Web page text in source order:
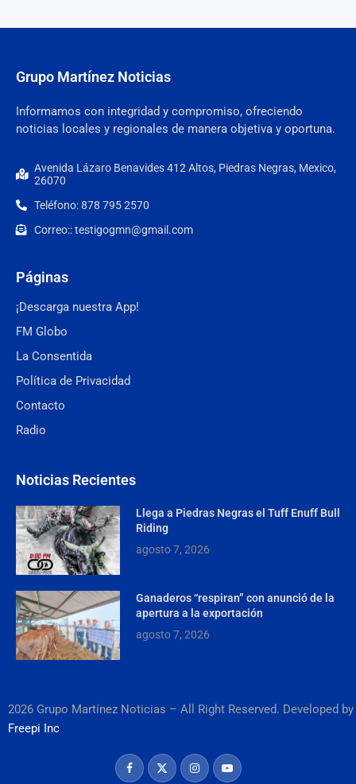
Grupo Martínez Noticias
Informamos con integridad y compromiso, ofreciendo
noticias locales y regionales de manera objetiva y oportuna.
Avenida Lázaro Benavides 412 Altos, Piedras Negras, Mexico,
26070
Teléfono: 878 795 2570
Correo:: testigogmn@gmail.com
Páginas
¡Descarga nuestra App!
FM Globo
La Consentida
Política de Privacidad
Contacto
Radio
Noticias Recientes
Llega a Piedras Negras el Tuff Enuff Bull
Riding
agosto 7, 2026
Ganaderos “respiran” con anunció de la
apertura a la exportación
agosto 7, 2026
2026 Grupo Martínez Noticias – All Right Reserved. Developed by
Freepi Inc